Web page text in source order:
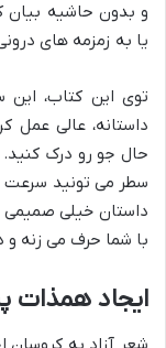
و بدون حاشیه بیان
یا به زمزمه های
توی این کتاب،
داستانه، عالی
حال جو رو درک
سطر می تونید
داستان خیلی صمیمی
با شما حرف می زنه و
ایجاد همذات